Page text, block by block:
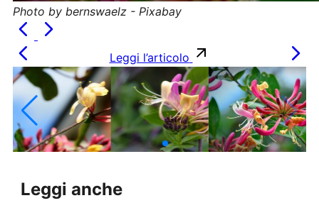
Photo by bernswaelz - Pixabay
Leggi l’articolo
Leggi anche